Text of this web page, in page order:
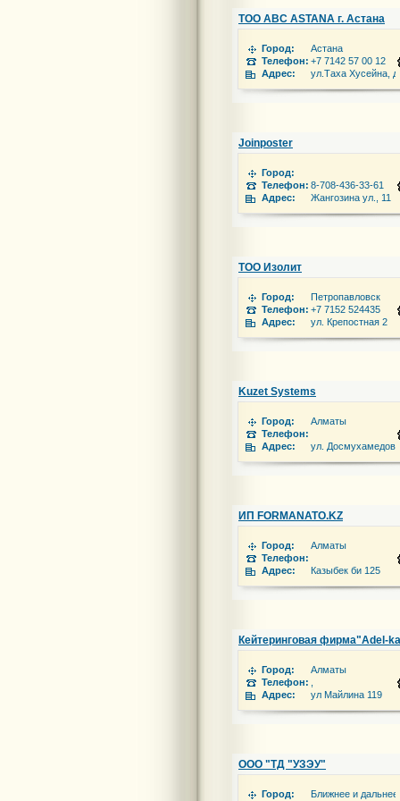
ТОО ABC ASTANA г. Астана
Город:
Астана
Телефон: +7 7142 57 00 12
Адрес:
ул.Таха Хусейна,
Joinposter
Город:
Телефон: 8-708-436-33-61
Адрес:
Жангозина ул., 11
ТОО Изолит
Город:
Петропавловск
Телефон: +7 7152 524435
Адрес:
ул. Крепостная 2
Kuzet Systems
Город:
Алматы
Телефон:
Адрес:
ул.
ИП FORMANATO.KZ
Город:
Алматы
Телефон:
Адрес:
Казыбек би 125
Кейтеринговая фирма"Adel-
Город:
Алматы
Телефон:
Адрес:
ул Майлина 119
ООО "ТД "УЗЭУ"
Город: Ближнее и